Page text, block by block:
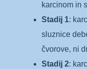
karcinom in
Stadij 1:
sluznice
čvorove, ni
Stadij 2: